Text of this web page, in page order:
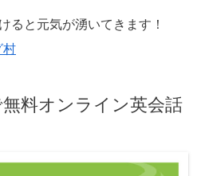
ると元気が湧いてきます！
村
料オンライン英会話